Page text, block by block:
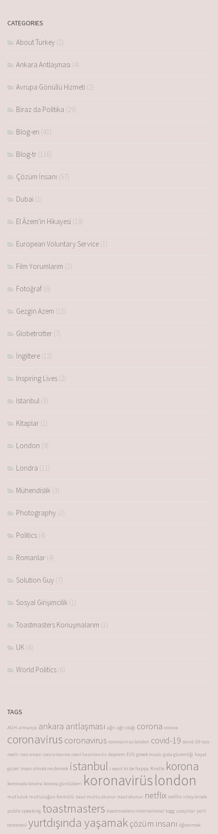
CATEGORIES
About Turkey (2)
Ankara Antlaşması (4)
Avrupa Gönüllü Hizmeti (2)
Biraz da Politika (29)
Blog-en (41)
Blog-tr (116)
Çözüm İnsanı (57)
Dubai (1)
El Âzem'in Hikayesi (19)
European Voluntary Service (1)
Film Yorumlarım (2)
Fotoğraf (6)
Gezgin Azem (15)
Globetrotter (7)
İngiltere (12)
Inspiring Lives (2)
Istanbul (3)
Kitaplar (1)
London (9)
Londra (11)
Mühendislik (3)
Photography (2)
Politics (4)
Romanlar (4)
Solution Guy (7)
Sosyal Girişimcilik (1)
Toastmasters Konuşmalarım (1)
UK (4)
World Politics (6)
TAGS
AGH almanya ankara antlaşması ağrı ağrı dağı corona corona
coronavirus coronavirus coronavirus london covid-19 covid-19 cscs
nedir cscs sınavı cscs sınavına nasıl hazırlanılır deprem EVS greek music gıda güvenliği hayat
güzel insan olmak ne demek istanbul i want to be happy Kindle korona
koronada londra korona günlükleri koronavirüslondon
mutluluk mutluluğun formülü nasıl mutlu olunur nasıl olunur netflix netflix nilay örnek
public speaking toastmasters toastmasters international togg uzaylılar yerli
otomobil yurtdışında yaşamakçözüm insanı öğrenmek